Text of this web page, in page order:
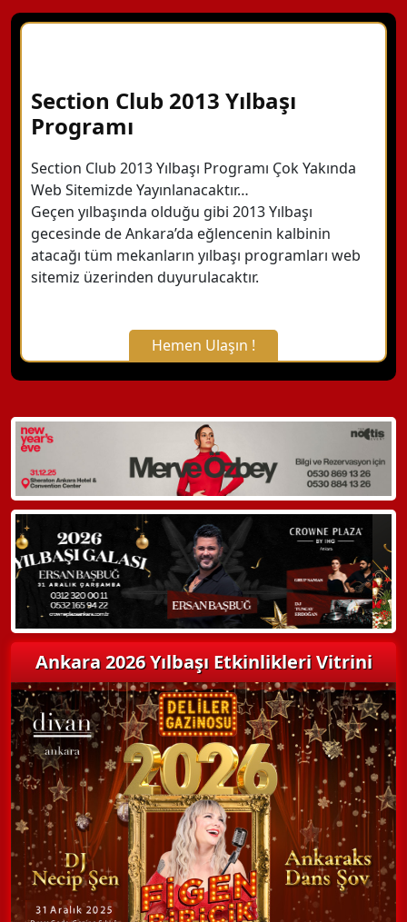
Section Club 2013 Yılbaşı
Programı
Section Club 2013 Yılbaşı Programı Çok Yakında
Web Sitemizde Yayınlanacaktır…
Geçen yılbaşında olduğu gibi 2013 Yılbaşı
gecesinde de Ankara’da eğlencenin kalbinin
atacağı tüm mekanların yılbaşı programları web
sitemiz üzerinden duyurulacaktır.
Hemen Ulaşın !
X Kapat
WhatsApp ile Bilgi Alın
Hemen Arayın
Detaylı Bilgi Alın
Ankara 2026 Yılbaşı Etkinlikleri Vitrini